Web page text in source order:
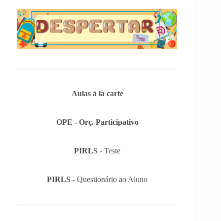
Aulas à la carte
OPE - Orç. Participativo
PIRLS - Teste
PIRLS - Questionário ao Aluno